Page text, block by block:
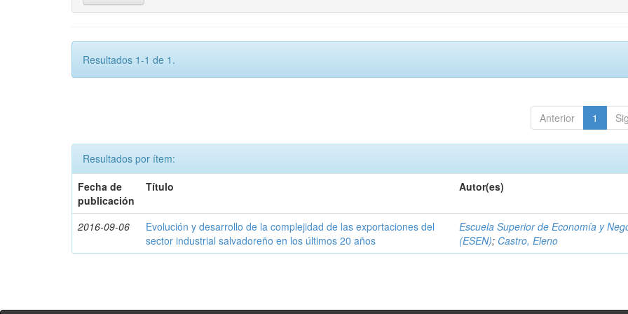
Resultados 1-1 de 1.
Anterior 1
Resultados por ítem:
Fecha de
publicación
Título Autor(es)
2016-09-06
Evolución y desarrollo de la complejidad de las exportaciones del
sector industrial salvadoreño en los últimos 20 años
Escuela Superior de Economía y
(ESEN); Castro, Eleno